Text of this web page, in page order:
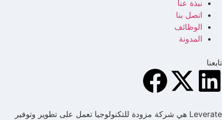
نبذة عنا
اتصل بنا
الوظائف
المدونة
تابعنا
Leverate هي شركة مزودة للتكنولوجيا تعمل على تطوير وتوفير